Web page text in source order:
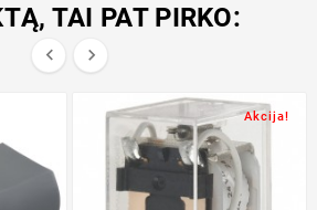
TAI PAT PIRKO:
 
Akcija!